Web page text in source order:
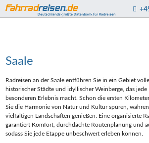
Saale
Radreisen an der Saale entführen Sie in ein Gebiet
historischer Städte und idyllischer Weinberge, das jede
besonderen Erlebnis macht. Schon die ersten
Sie die Harmonie von Natur und Kultur spüren,
vielfältigen Landschaften genießen. Eine organisierte
garantiert Komfort, durchdachte Routenplanung und
sodass Sie jede Etappe unbeschwert erleben können.